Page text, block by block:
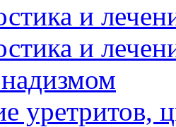
и
и
уретритов,